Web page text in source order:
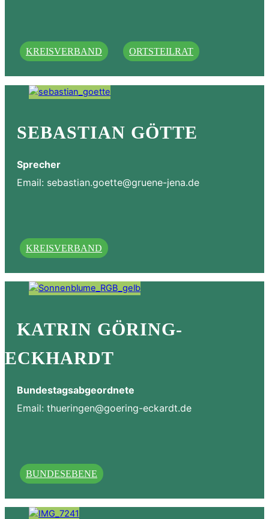
KREISVERBAND ORTSTEILRAT
SEBASTIAN GÖTTE
Sprecher
Email: sebastian.goette@gruene-jena.de
KREISVERBAND
KATRIN GÖRING-
ECKHARDT
Bundestagsabgeordnete
Email: thueringen@goering-eckardt.de
BUNDESEBENE